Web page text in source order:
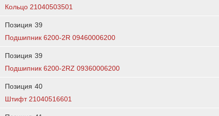
Кольцо 21040503501
Позиция 39
Подшипник 6200-2R 09460006200
Позиция 39
Подшипник 6200-2RZ 09360006200
Позиция 40
Штифт 21040516601